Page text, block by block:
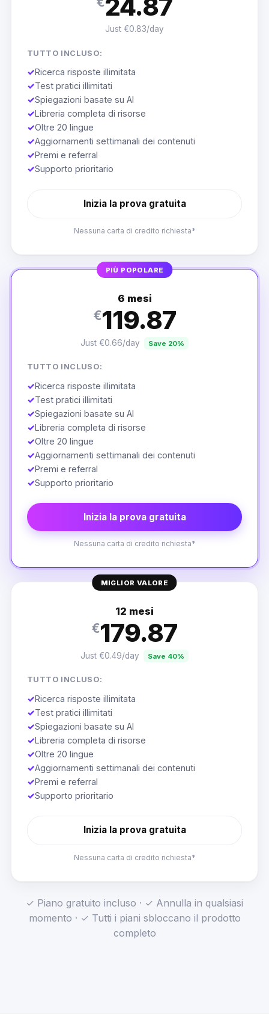
24.87
Just €0.83/day
TUTTO INCLUSO:
✓Ricerca risposte illimitata
✓Test pratici illimitati
✓Spiegazioni basate su AI
✓Libreria completa di risorse
✓Oltre 20 lingue
✓Aggiornamenti settimanali dei contenuti
✓Premi e referral
✓Supporto prioritario
Inizia la prova gratuita
Nessuna carta di credito richiesta*
PIÙ POPOLARE
6 mesi
€119.87
Just €0.66/day Save 20%
TUTTO INCLUSO:
✓Ricerca risposte illimitata
✓Test pratici illimitati
✓Spiegazioni basate su AI
✓Libreria completa di risorse
✓Oltre 20 lingue
✓Aggiornamenti settimanali dei contenuti
✓Premi e referral
✓Supporto prioritario
Inizia la prova gratuita
Nessuna carta di credito richiesta*
MIGLIOR VALORE
12 mesi
€179.87
Just €0.49/day Save 40%
TUTTO INCLUSO:
✓Ricerca risposte illimitata
✓Test pratici illimitati
✓Spiegazioni basate su AI
✓Libreria completa di risorse
✓Oltre 20 lingue
✓Aggiornamenti settimanali dei contenuti
✓Premi e referral
✓Supporto prioritario
Inizia la prova gratuita
Nessuna carta di credito richiesta*
✓ Piano gratuito incluso · ✓ Annulla in qualsiasi
momento · ✓ Tutti i piani sbloccano il prodotto
completo